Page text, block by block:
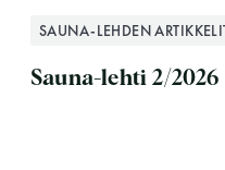
SAUNA-LEHDEN
Sauna-lehti 2/